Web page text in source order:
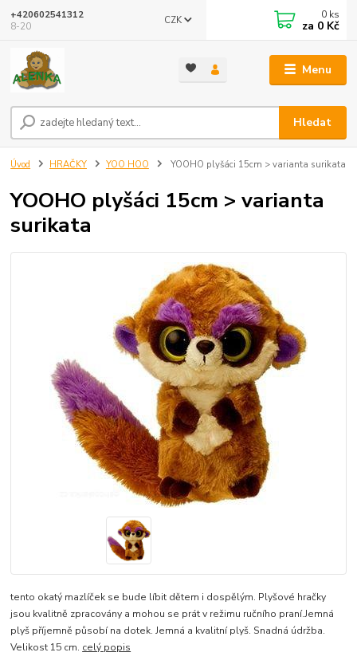
Menu
CZK
Hledat
+420602541312
8-20
0 ks
za 0 Kč
Úvod HRAČKY YOO HOO YOOHO plyšáci 15cm > varianta surikata
YOOHO plyšáci 15cm > varianta
surikata
tento okatý mazlíček se bude líbit dětem i dospělým. Plyšové hračky
jsou kvalitně zpracovány a mohou se prát v režimu ručního praní.Jemná
plyš příjemně působí na dotek. Jemná a kvalitní plyš. Snadná údržba.
Velikost 15 cm. celý popis